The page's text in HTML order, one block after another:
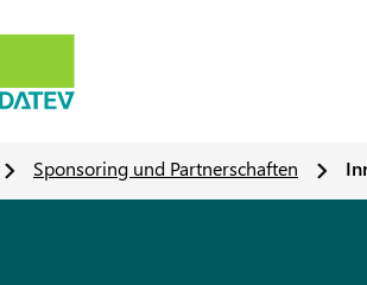
Sponsoring und Partnerschaften